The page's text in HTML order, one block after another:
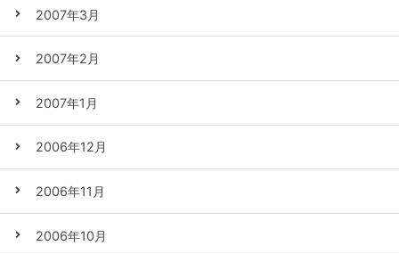
2007年3月
2007年2月
2007年1月
2006年12月
2006年11月
2006年10月